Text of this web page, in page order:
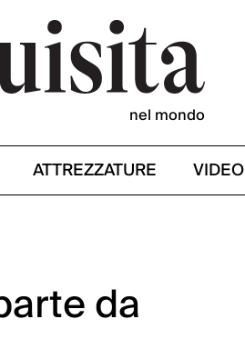
nel mondo
ATTREZZATURE VIDEO
da